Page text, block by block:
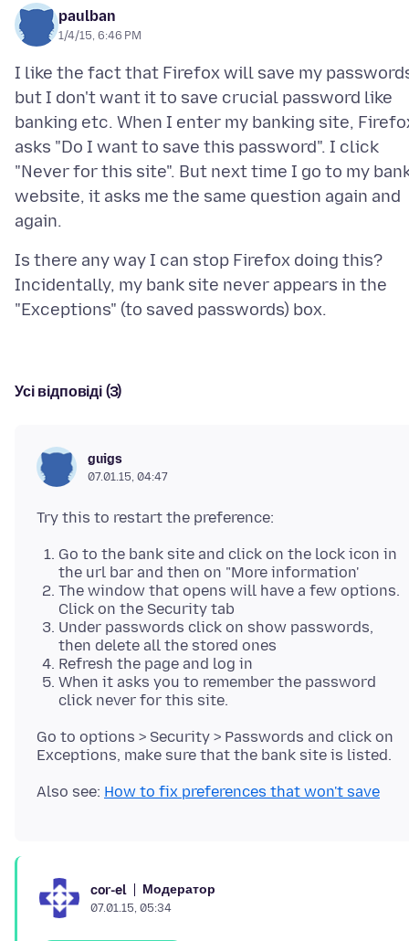
paulban
1/4/15, 6:46 PM
I like the fact that Firefox will save my
but I don't want it to save crucial password like
banking etc. When I enter my banking site,
asks "Do I want to save this password". I click
"Never for this site". But next time I go to my
website, it asks me the same question again and
Is there any way I can stop Firefox doing this?
Incidentally, my bank site never appears in the
Усі відповіді (3)
guigs
07.01.15, 04:47
Go to the bank site and click on the lock icon in
the url bar and then on "More information'
The window that opens will have a few options.
Click on the Security tab
Under passwords click on show passwords,
then delete all the stored ones
Refresh the page and log in
When it asks you to remember the password
click never for this site.
Go to options > Security > Passwords and click on
Also see: How to fix preferences that won't save
cor-el Модератор
07.01.15, 05:34